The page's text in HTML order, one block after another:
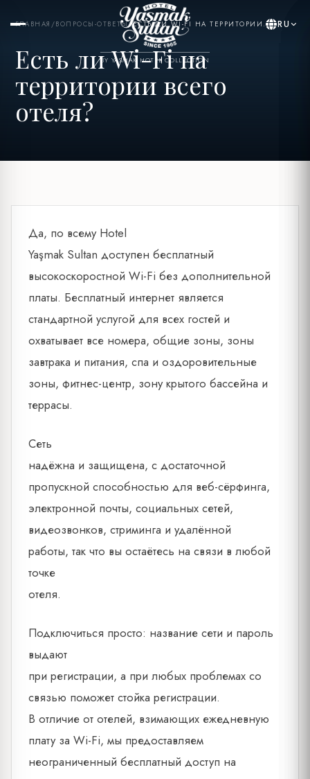
BY YASMAK HOTEL COLLECTION
RU
ГЛАВНАЯ /ВОПРОСЫ-ОТВЕТЫ/ЕСТЬ ЛИ WI-FI НА ТЕРРИТОРИИ...
Есть ли Wi-Fi на
территории всего
отеля?
Да, по всему Hotel
Yaşmak Sultan доступен бесплатный
высокоскоростной Wi-Fi без дополнительной
платы. Бесплатный интернет является
стандартной услугой для всех гостей и
охватывает все номера, общие зоны, зоны
завтрака и питания, спа и оздоровительные
зоны, фитнес-центр, зону крытого бассейна и
террасы.
Сеть
надёжна и защищена, с достаточной
пропускной способностью для веб-сёрфинга,
электронной почты, социальных сетей,
видеозвонков, стриминга и удалённой
работы, так что вы остаётесь на связи в любой
точке
отеля.
Подключиться просто: название сети и пароль
выдают
при регистрации, а при любых проблемах со
связью поможет стойка регистрации.
В отличие от отелей, взимающих ежедневную
плату за Wi-Fi, мы предоставляем
неограниченный бесплатный доступ на